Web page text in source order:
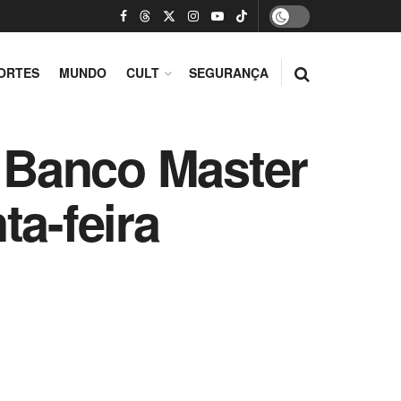
MUNDO CULT SEGURANÇA
Master
feira